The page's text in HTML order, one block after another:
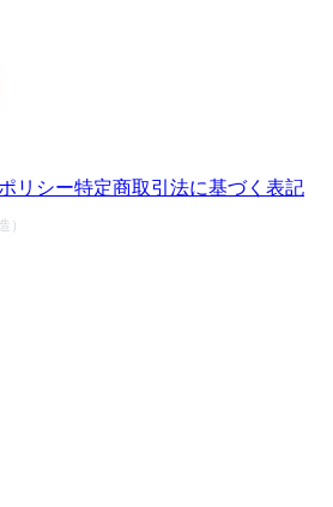
リシー特定商取引法に基づく表記
）